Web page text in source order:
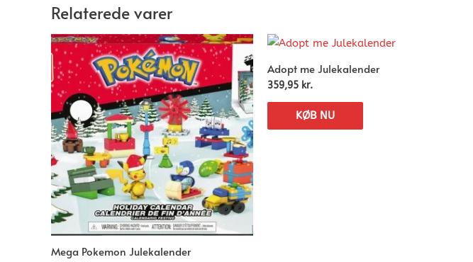
Relaterede varer
Mega Pokemon Julekalender
Adopt me Julekalender
359,95 kr.
KØB NU